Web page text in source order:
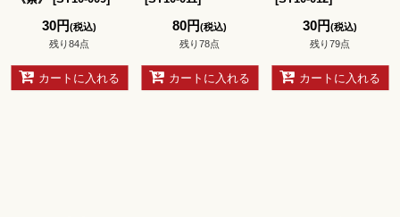
30円(税込)
残り84点
カートに入れる
80円(税込)
残り78点
カートに入れる
30円(税込)
残り79点
カートに入れる